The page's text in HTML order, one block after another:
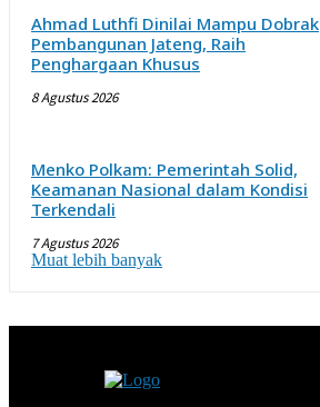
Ahmad Luthfi Dinilai Mampu Dobrak
Pembangunan Jateng, Raih
Penghargaan Khusus
8 Agustus 2026
Menko Polkam: Pemerintah Solid,
Keamanan Nasional dalam Kondisi
Terkendali
7 Agustus 2026
Muat lebih banyak